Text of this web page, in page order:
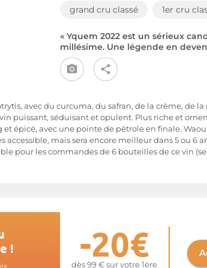
grand cru classé
1er cru
« Yquem 2022 est un sérieux
millésime. Une légende en
avec du curcuma, du safran, de la crème, de
puissant, séduisant et opulent. Plus riche et
épicé, avec une pointe de pétrole en finale.
accessible, mais sera encore meilleur dans 5 ou 6
pour les commandes de 6 bouteilles de ce vin
!
-20€
dès 99 € sur votre 1ère